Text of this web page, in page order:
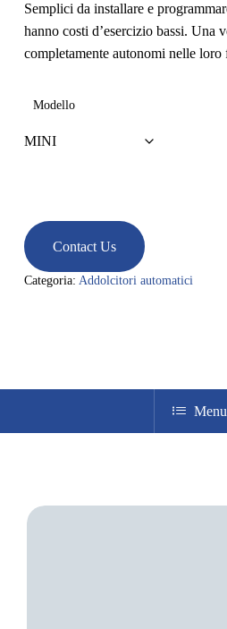
Semplici da installare e
hanno costi d’esercizio bassi. Una
completamente autonomi nelle loro
Modello
Contact Us
Categoria: Addolcitori automatici
Menu